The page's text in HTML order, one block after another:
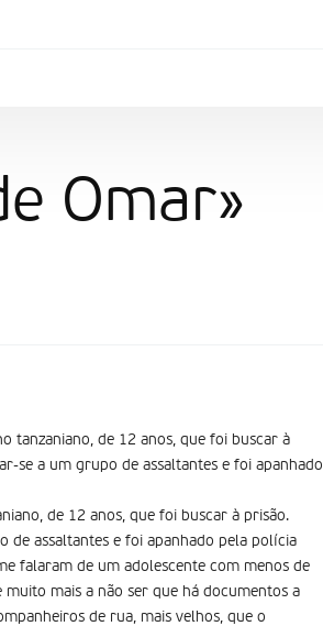
Omar»
tanzaniano, de 12 anos, que foi buscar à
se a um grupo de assaltantes e foi apanhado
de 12 anos, que foi buscar à prisão.
de assaltantes e foi apanhado pela polícia
falaram de um adolescente com menos de
mais a não ser que há documentos a
de rua, mais velhos, que o